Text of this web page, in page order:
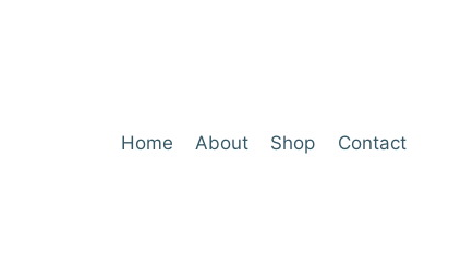
Home About Shop Contact